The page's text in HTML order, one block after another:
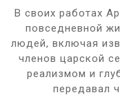
В своих работах
повседневной
людей, включая
членов царской
реализмом и
передавал